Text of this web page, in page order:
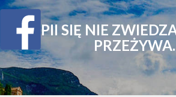
ETIOPII SIĘ NIE
PRZEŻYWA.